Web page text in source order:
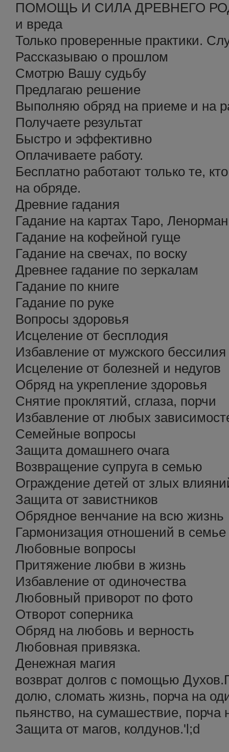
ПОМОЩЬ И СИЛА ДРЕВНЕГО
и вреда
Только проверенные практики.
Рассказываю о прошлом
Смотрю Вашу судьбу
Предлагаю решение
Выполняю обряд на приеме и на
Получаете результат
Быстро и эффективно
Оплачиваете работу.
Бесплатно работают только те,
на обряде.
Древние гадания
Гадание на картах Таро, Ленорман
Гадание на кофейной гуще
Гадание на свечах, по воску
Древнее гадание по зеркалам
Гадание по книге
Гадание по руке
Вопросы здоровья
Исцеление от бесплодия
Избавление от мужского бессилия
Исцеление от болезней и недугов
Обряд на укрепление здоровья
Снятие проклятий, сглаза, порчи
Избавление от любых
Семейные вопросы
Защита домашнего очага
Возвращение супруга в семью
Ограждение детей от злых
Защита от завистников
Обрядное венчание на всю жизнь
Гармонизация отношений в семье
Любовные вопросы
Притяжение любви в жизнь
Избавление от одиночества
Любовный приворот по фото
Отворот соперника
Обряд на любовь и верность
Любовная привязка.
Денежная магия
возврат долгов с помощью
долю, сломать жизнь, порча на
пьянство, на сумашествие, порча
Защита от магов, колдунов.'l;d